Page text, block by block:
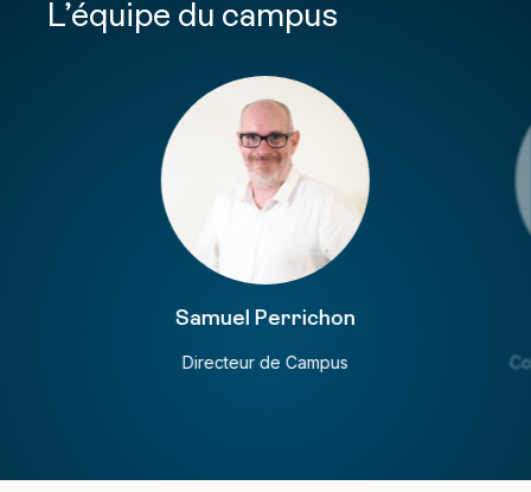
L’équipe du campus
Samuel Perrichon
Directeur de Campus